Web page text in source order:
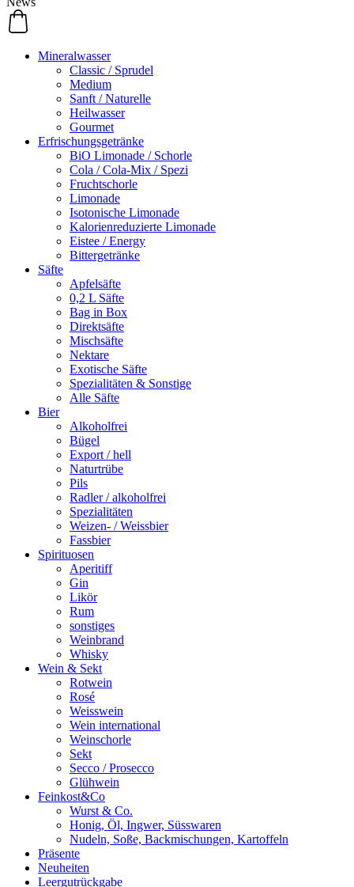
Mineralwasser
Classic / Sprudel
Medium
Sanft / Naturelle
Heilwasser
Gourmet
Erfrischungsgetränke
BiO Limonade / Schorle
Cola / Cola-Mix / Spezi
Fruchtschorle
Limonade
Isotonische Limonade
Kalorienreduzierte Limonade
Eistee / Energy
Bittergetränke
Säfte
Apfelsäfte
0,2 L Säfte
Bag in Box
Direktsäfte
Mischsäfte
Nektare
Exotische Säfte
Spezialitäten & Sonstige
Alle Säfte
Bier
Alkoholfrei
Bügel
Export / hell
Naturtrübe
Pils
Radler / alkoholfrei
Spezialitäten
Weizen- / Weissbier
Fassbier
Spirituosen
Aperitiff
Gin
Likör
Rum
sonstiges
Weinbrand
Whisky
Wein & Sekt
Rotwein
Rosé
Weisswein
Wein international
Weinschorle
Sekt
Secco / Prosecco
Glühwein
Feinkost&Co
Wurst & Co.
Honig, Öl, Ingwer, Süsswaren
Nudeln, Soße, Backmischungen, Kartoffeln
Präsente
Neuheiten
Leergutrückgabe